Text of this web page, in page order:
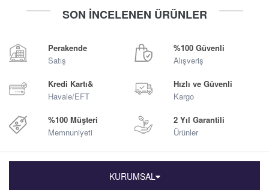
SON İNCELENEN ÜRÜNLER
Perakende
Satış
%100 Güvenli
Alışveriş
Kredi Kartı&
Havale/EFT
Hızlı ve Güvenli
Kargo
%100 Müşteri
Memnuniyeti
2 Yıl Garantili
Ürünler
KURUMSAL